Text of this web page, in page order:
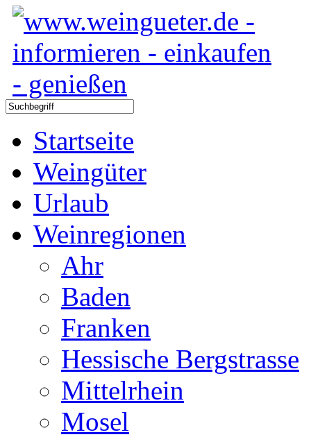
Startseite
Weingüter
Urlaub
Weinregionen
Ahr
Baden
Franken
Hessische Bergstrasse
Mittelrhein
Mosel